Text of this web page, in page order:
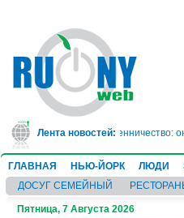
Лента новостей:
лет за мошенничество: он 20 лет
ГЛАВНАЯ НЬЮ-ЙОРК ЛЮДИ
ДОСУГ СЕМЕЙНЫЙ
Пятница, 7 Августа 2026